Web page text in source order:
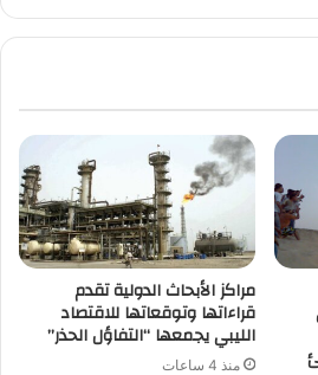
مراكز الأبحاث الدولية تقدم
قراءاتها وتوقعاتها للاقتصاد
الليبي يجمعها “التفاؤل الحذر”
منذ 4 ساعات